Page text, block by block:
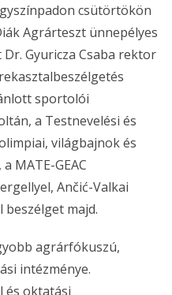
csütörtökön
Agrárteszt ünnepélyes
Gyuricza Csaba rektor
sportolói
a Testnevelési és
világbajnok és
MATE-GEAC
Ančić-Valkai
beszélget majd.
agrárfókuszú,
intézménye.
és oktatási